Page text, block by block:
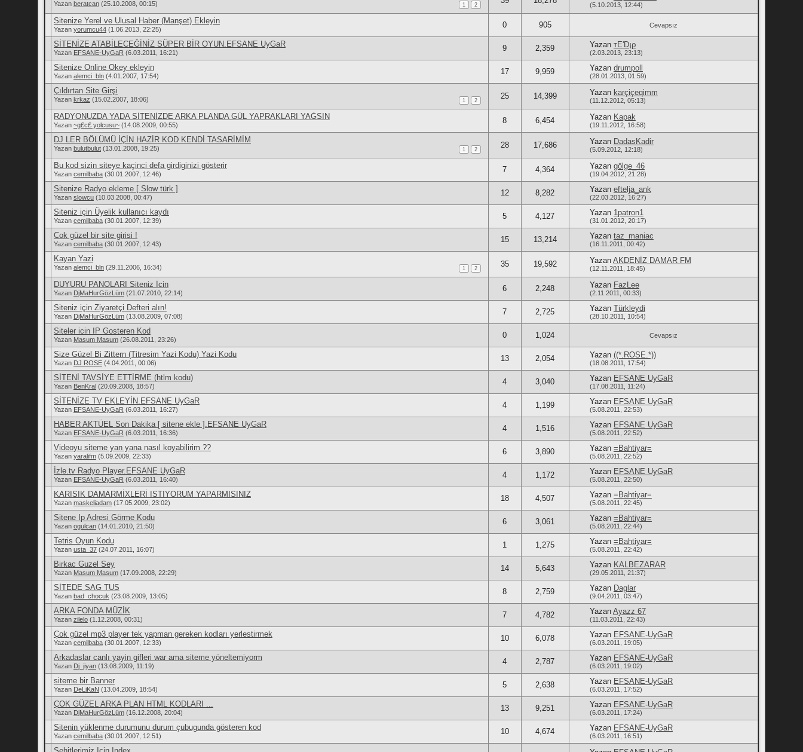
1 2
Yazan beratcan(25.10.2008, 00:15) (5.10.2013, 12:44)
Sitenize Yerel ve Ulusal Haber (Manşet) Ekleyin
Yazan yorumcu44(1.06.2013, 22:25) 0 905 Cevapsız
SİTENİZE ATABİLECEĞİNİZ SÜPER BİR OYUN.EFSANE UyGaR
Yazan EFSANE-UyGaR (6.03.2011, 16:21) 9 2,359 Yazan тE'D¡ρ
(2.03.2013, 23:13)
Sitenize Online Okey ekleyin
Yazan alemci_bln(4.01.2007, 17:54) 17 9,959 Yazan drumpoll
(28.01.2013, 01:59)
Çıldırtan Site Girşi
1 2
Yazan krkaz (15.02.2007, 18:06) 25 14,399 Yazan karçiçeqimm
(11.12.2012, 05:13)
RADYONUZDA YADA SİTENİZDE ARKA PLANDA GÜL YAPRAKLARI YAĞSIN
Yazan ~g£c£ yolcusu~(14.08.2009, 00:55) 8 6,454 Yazan Kapak
(19.11.2012, 16:58)
DJ LER BÖLÜMÜ İÇİN HAZİR KOD KENDİ TASARİMİM
1 2
Yazan bulutbulut(13.01.2008, 19:25) 28 17,686 Yazan DadasKadir
(5.09.2012, 12:18)
Bu kod sizin siteye kaçinci defa girdiginizi gösterir
Yazan cemilbaba(30.01.2007, 12:46) 7 4,364 Yazan gölge_46
(19.04.2012, 21:28)
Sitenize Radyo ekleme [ Slow türk ]
Yazan slowcu(10.03.2008, 00:47) 12 8,282 Yazan eftelja_ank
(22.03.2012, 16:27)
Siteniz için Üyelik kullanıcı kaydı
Yazan cemilbaba(30.01.2007, 12:39) 5 4,127 Yazan 1patron1
(31.01.2012, 20:17)
Cok güzel bir site girisi !
Yazan cemilbaba(30.01.2007, 12:43) 15 13,214 Yazan taz_maniac
(16.11.2011, 00:42)
Kayan Yazi
1 2
Yazan alemci_bln(29.11.2006, 16:34) 35 19,592 Yazan AKDENİZ DAMAR FM
(12.11.2011, 18:45)
DUYURU PANOLARI Siteniz İcin
Yazan DjMaHurGözLüm(21.07.2010, 22:14) 6 2,248 Yazan FazLee
(2.11.2011, 00:33)
Siteniz için Ziyaretçi Defteri alın!
Yazan DjMaHurGözLüm(13.08.2009, 07:08) 7 2,725 Yazan Türkleydi
(28.10.2011, 10:54)
Siteler icin IP Gosteren Kod
Yazan Masum Masum(26.08.2011, 23:26) 0 1,024 Cevapsız
Size Güzel Bi Zittern (Titresim Yazi Kodu) Yazi Kodu
Yazan DJ ROSE(4.04.2011, 00:06) 13 2,054 Yazan ((*.ROSE.*))
(18.08.2011, 17:54)
SİTENİ TAVSİYE ETTİRME (htlm kodu)
Yazan BenKral (20.09.2008, 18:57) 4 3,040 Yazan EFSANE UyGaR
(17.08.2011, 11:24)
SİTENİZE TV EKLEYİN.EFSANE UyGaR
Yazan EFSANE-UyGaR(6.03.2011, 16:27) 4 1,199 Yazan EFSANE UyGaR
(5.08.2011, 22:53)
HABER AKTÜEL Son Dakika [ sitene ekle ].EFSANE UyGaR
Yazan EFSANE-UyGaR (6.03.2011, 16:36) 4 1,516 Yazan EFSANE UyGaR
(5.08.2011, 22:52)
Videoyu siteme yan yana nasıl koyabilirim ??
Yazan yaralifm(5.09.2009, 22:33) 6 3,890 Yazan =Bahtiyar=
(5.08.2011, 22:52)
İzle.tv Radyo Player.EFSANE UyGaR
Yazan EFSANE-UyGaR (6.03.2011, 16:40) 4 1,172 Yazan EFSANE UyGaR
(5.08.2011, 22:50)
KARISIK DAMARMİXLERİ ISTIYORUM YAPARMISINIZ
Yazan maskeliadam(17.05.2009, 23:02) 18 4,507 Yazan =Bahtiyar=
(5.08.2011, 22:45)
Sitene Ip Adresi Görme Kodu
Yazan ogulcan(14.01.2010, 21:50) 6 3,061 Yazan =Bahtiyar=
(5.08.2011, 22:44)
Tetris Oyun Kodu
Yazan usta_37(24.07.2011, 16:07) 1 1,275 Yazan =Bahtiyar=
(5.08.2011, 22:42)
Birkac Guzel Sey
Yazan Masum Masum(17.09.2008, 22:29) 14 5,643 Yazan KALBEZARAR
(29.05.2011, 21:37)
SİTEDE SAG TUS
Yazan bad_chocuk(23.08.2009, 13:05) 8 2,759 Yazan Daglar
(9.04.2011, 03:47)
ARKA FONDA MÜZİK
Yazan zilelo(1.12.2008, 00:31) 7 4,782 Yazan Ayazz 67
(11.03.2011, 22:43)
Çok güzel mp3 player tek yapman gereken kodları yerlestirmek
Yazan cemilbaba(30.01.2007, 12:33) 10 6,078 Yazan EFSANE-UyGaR
(6.03.2011, 19:05)
Arkadaslar canlı yayin gifleri war ama siteme yöneltemiyorm
Yazan Dj_jiyan(13.08.2009, 11:19) 4 2,787 Yazan EFSANE-UyGaR
(6.03.2011, 19:02)
siteme bir Banner
Yazan DeLiKaN (13.04.2009, 18:54) 5 2,638 Yazan EFSANE-UyGaR
(6.03.2011, 17:52)
ÇOK GÜZEL ARKA PLAN HTML KODLARI ...
Yazan DjMaHurGözLüm(16.12.2008, 20:04) 13 9,251 Yazan EFSANE-UyGaR
(6.03.2011, 17:24)
Sitenin yüklenme durumunu durum çubugunda gösteren kod
Yazan cemilbaba(30.01.2007, 12:51) 10 4,674 Yazan EFSANE-UyGaR
(6.03.2011, 16:51)